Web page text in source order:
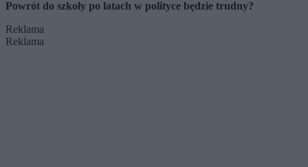
Powrót do szkoły po latach w polityce będzie trudny?
Reklama
Reklama